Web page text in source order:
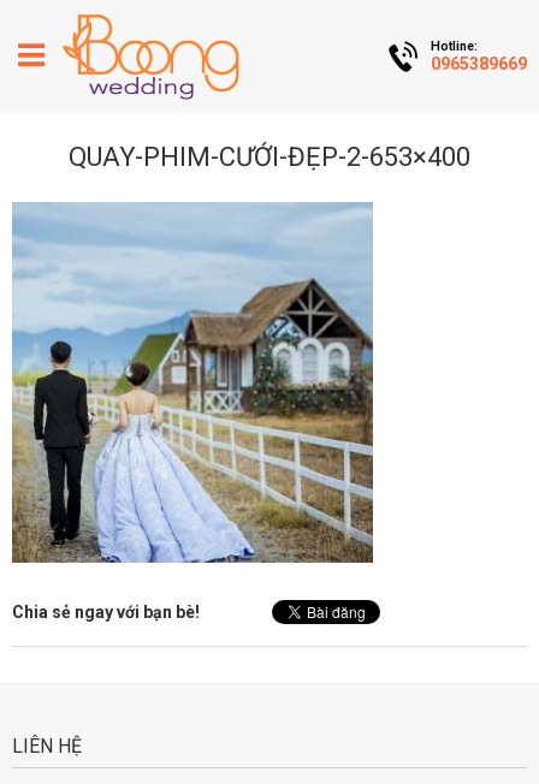
Hotline:
0965389669
QUAY-PHIM-CƯỚI-ĐẸP-2-653×400
Chia sẻ ngay với bạn bè!
LIÊN HỆ